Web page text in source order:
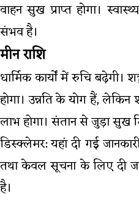
वाहन सुख प्राप्त होगा।
संभव है।
मीन राशि
धार्मिक कार्यों में रुचि
होगा। उन्नति के योग हैं,
लाभ होगा। संतान से जुड़ा सुख
डिस्क्लेमर: यहां दी गई
तथा केवल सूचना के लिए दी जा
है।